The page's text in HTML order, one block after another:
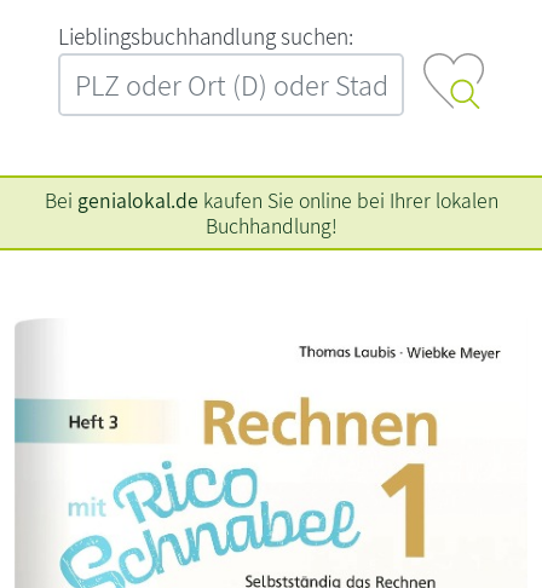
L‍i‍e‍b‍l‍i‍n‍g‍s‍b‍u‍c‍h‍h‍a‍n‍d‍l‍u‍n‍g‍ ‍s‍u‍c‍h‍e‍n‍:‍
Bei genialokal.de kaufen Sie online bei Ihrer lokalen
Buchhandlung!